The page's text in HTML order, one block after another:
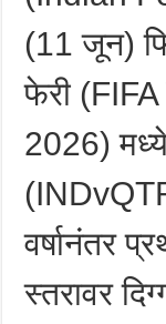
(11 जून)
फेरी
2026) मध्ये
वर्षानंतर
स्तरावर